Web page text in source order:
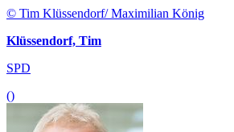
© Tim Klüssendorf/ Maximilian König
Klüssendorf, Tim
SPD
()